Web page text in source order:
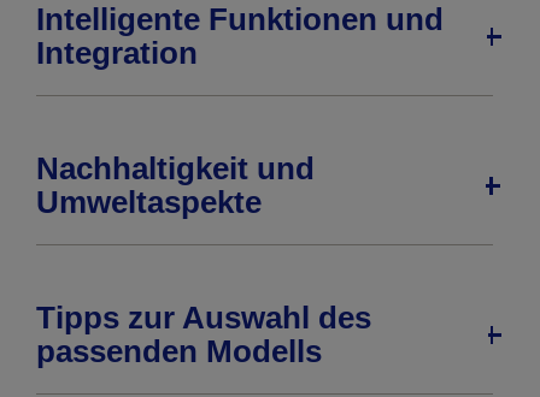
Intelligente Funktionen und
Integration
Nachhaltigkeit und
Umweltaspekte
Tipps zur Auswahl des
passenden Modells